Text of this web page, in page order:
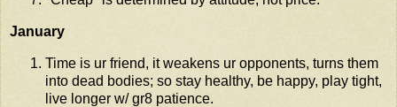
January
Time is ur friend, it weakens ur opponents, turns them
into dead bodies; so stay healthy, be happy, play tight,
live longer w/ gr8 patience.